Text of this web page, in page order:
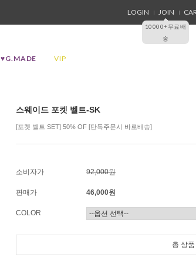
LOGIN JOIN
10000+무료배
송
♥G.MADE VIP
스웨이드 포켓 벨트-SK
[포켓 벨트 SET] 50% OF [단독주문시 바로배송]
소비자가 92,000원
판매가 46,000원
COLOR
총 상